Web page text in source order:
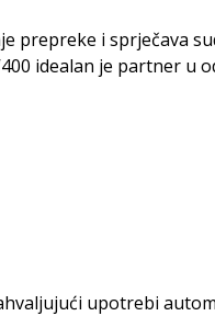
prepreke i sprječava
idealan je partner u
upotrebi